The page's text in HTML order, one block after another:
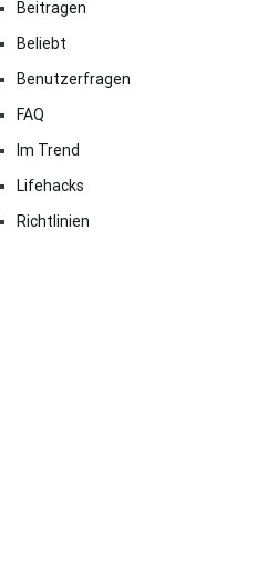
Beitragen
Beliebt
Benutzerfragen
FAQ
Im Trend
Lifehacks
Richtlinien